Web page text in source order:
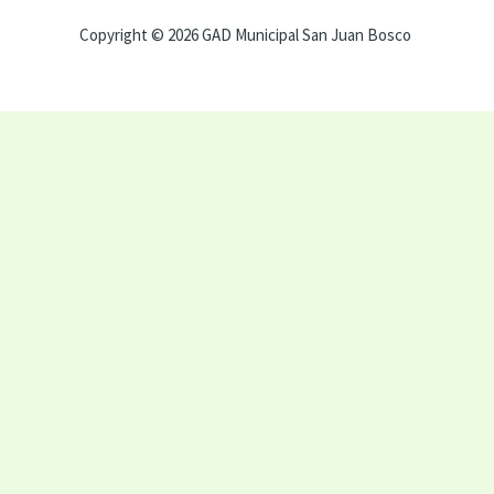
Copyright © 2026 GAD Municipal San Juan Bosco